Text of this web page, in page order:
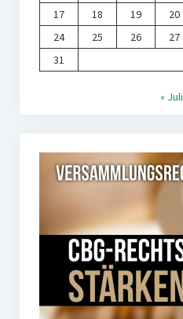
17
18 19 20
24
25 26 27
31
« Juli